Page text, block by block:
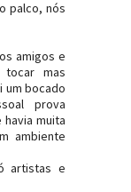
palco, nós
amigos e
mas
um bocado
prova
havia muita
ambiente
artistas e